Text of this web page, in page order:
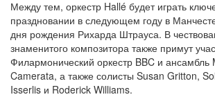
Между тем, оркестр Hallé будет играть
праздновании в следующем году в
дня рождения Рихарда Штрауса. В
знаменитого композитора также примут
Филармонический оркестр BBC и ансамбль
Camerata, а также солисты Susan Gritton,
Isserlis и Roderick Williams.